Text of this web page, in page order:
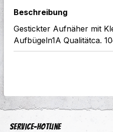
Beschreibung
Gestickter Aufnäher mit
Aufbügeln1A Qualitätca.
Service-Hotline